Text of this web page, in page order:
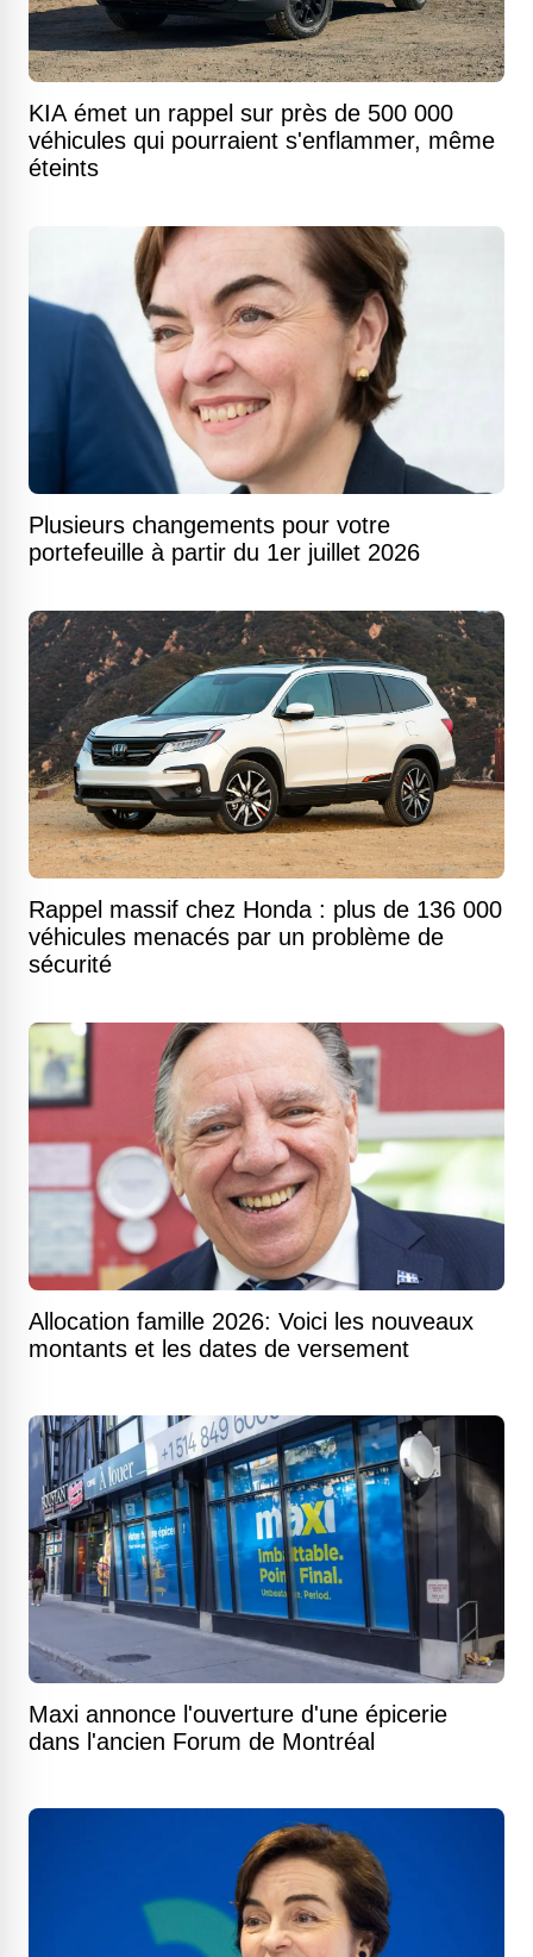
KIA émet un rappel sur près de 500 000
véhicules qui pourraient s'enflammer, même
éteints
Plusieurs changements pour votre
portefeuille à partir du 1er juillet 2026
Rappel massif chez Honda : plus de 136 000
véhicules menacés par un problème de
sécurité
Allocation famille 2026: Voici les nouveaux
montants et les dates de versement
Maxi annonce l'ouverture d'une épicerie
dans l'ancien Forum de Montréal